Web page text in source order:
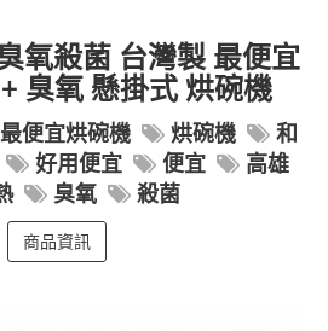
氧殺菌 台灣製 最便宜
臭氧 懸掛式 烘碗機
最便宜烘碗機 烘碗機
和
好用便宜 便宜
高雄
臭氧 殺菌
商品資訊